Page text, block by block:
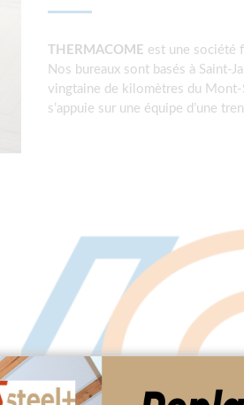
THERMACOME est une société
Nos bureaux sont basés à Saint-
vingtaine de kilomètres du
s’appuie sur une équipe d’une